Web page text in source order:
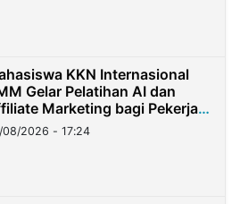
KKN Internasional
Gelar Pelatihan AI dan
Marketing bagi Pekerja
Indonesia di Taiwan
2026 - 17:24